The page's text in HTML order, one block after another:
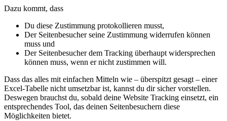
Dazu kommt, dass
Du diese Zustimmung protokollieren musst,
Der Seitenbesucher seine Zustimmung widerrufen können
muss und
Der Seitenbesucher dem Tracking überhaupt widersprechen
können muss, wenn er nicht zustimmen will.
Dass das alles mit einfachen Mitteln wie – überspitzt gesagt – einer
Excel-Tabelle nicht umsetzbar ist, kannst du dir sicher vorstellen.
Deswegen brauchst du, sobald deine Website Tracking einsetzt, ein
entsprechendes Tool, das deinen Seitenbesuchern diese
Möglichkeiten bietet.